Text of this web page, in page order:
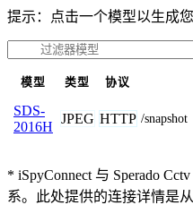
提示：点击一个模型以生成
模型 类型 协议
SDS-
2016H
JPEG HTTP /snapshot
* iSpyConnect 与 Sperado
系。此处提供的连接详情是